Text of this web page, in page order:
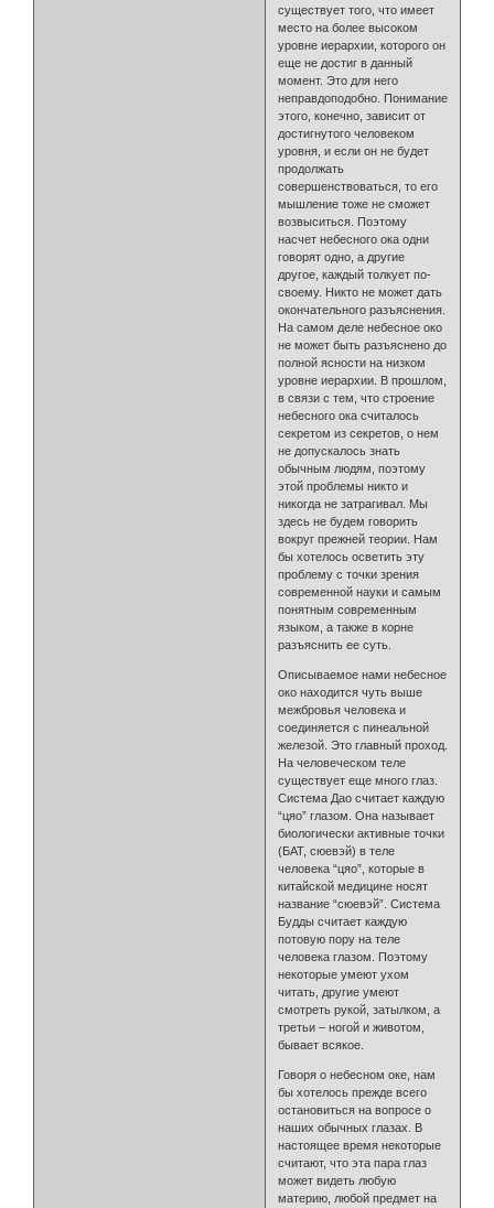
существует того, что имеет
место на более высоком
уровне иерархии, которого он
еще не достиг в данный
момент. Это для него
неправдоподобно. Понимание
этого, конечно, зависит от
достигнутого человеком
уровня, и если он не будет
продолжать
совершенствоваться, то его
мышление тоже не сможет
возвыситься. Поэтому
насчет небесного ока одни
говорят одно, а другие
другое, каждый толкует по-
своему. Никто не может дать
окончательного разъяснения.
На самом деле небесное око
не может быть разъяснено до
полной ясности на низком
уровне иерархии. В прошлом,
в связи с тем, что строение
небесного ока считалось
секретом из секретов, о нем
не допускалось знать
обычным людям, поэтому
этой проблемы никто и
никогда не затрагивал. Мы
здесь не будем говорить
вокруг прежней теории. Нам
бы хотелось осветить эту
проблему с точки зрения
современной науки и самым
понятным современным
языком, а также в корне
разъяснить ее суть.
Описываемое нами небесное
око находится чуть выше
межбровья человека и
соединяется с пинеальной
железой. Это главный проход.
На человеческом теле
существует еще много глаз.
Система Дао считает каждую
“цяо” глазом. Она называет
биологически активные точки
(БАТ, сюевэй) в теле
человека “цяо”, которые в
китайской медицине носят
название “сюевэй”. Система
Будды считает каждую
потовую пору на теле
человека глазом. Поэтому
некоторые умеют ухом
читать, другие умеют
смотреть рукой, затылком, а
третьи – ногой и животом,
бывает всякое.
Говоря о небесном оке, нам
бы хотелось прежде всего
остановиться на вопросе о
наших обычных глазах. В
настоящее время некоторые
считают, что эта пара глаз
может видеть любую
материю, любой предмет на